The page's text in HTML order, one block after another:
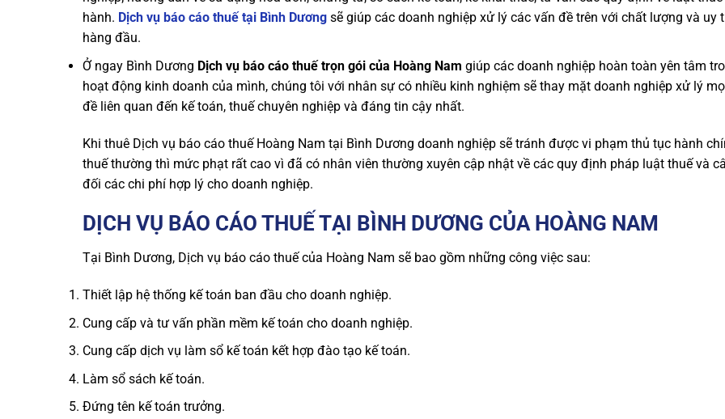
hành. Dịch vụ báo cáo thuế tại Bình Dương sẽ giúp các doanh nghiệp xử lý các vấn đề trên với chất lượng và uy
hàng đầu.
Ở ngay Bình Dương Dịch vụ báo cáo thuế trọn gói của Hoàng Nam giúp các doanh nghiệp hoàn toàn yên tâm
hoạt động kinh doanh của mình, chúng tôi với nhân sự có nhiều kinh nghiệm sẽ thay mặt doanh nghiệp xử lý
đề liên quan đến kế toán, thuế chuyên nghiệp và đáng tin cậy nhất.
Khi thuê Dịch vụ báo cáo thuế Hoàng Nam tại Bình Dương doanh nghiệp sẽ tránh được vi phạm thủ tục hành
thuế thường thì mức phạt rất cao vì đã có nhân viên thường xuyên cập nhật về các quy định pháp luật thuế và
đối các chi phí hợp lý cho doanh nghiệp.
DỊCH VỤ BÁO CÁO THUẾ TẠI BÌNH DƯƠNG CỦA HOÀNG NAM
Tại Bình Dương, Dịch vụ báo cáo thuế của Hoàng Nam sẽ bao gồm những công việc sau:
Thiết lập hệ thống kế toán ban đầu cho doanh nghiệp.
Cung cấp và tư vấn phần mềm kế toán cho doanh nghiệp.
Cung cấp dịch vụ làm sổ kế toán kết hợp đào tạo kế toán.
Làm sổ sách kế toán.
Đứng tên kế toán trưởng.